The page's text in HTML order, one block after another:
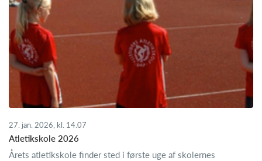
27. jan. 2026, kl. 14.07
Atletikskole 2026
Årets atletikskole finder sted i første uge af skolernes